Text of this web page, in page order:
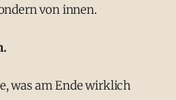
von innen.
was am Ende wirklich